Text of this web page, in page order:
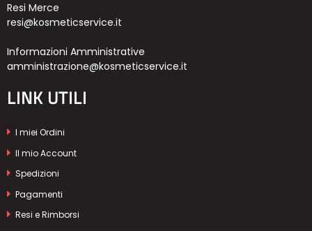
Resi Merce
resi@kosmeticservice.it
Informazioni Amministrative
amministrazione@kosmeticservice.it
LINK UTILI
I miei Ordini
Il mio Account
Spedizioni
Pagamenti
Resi e Rimborsi